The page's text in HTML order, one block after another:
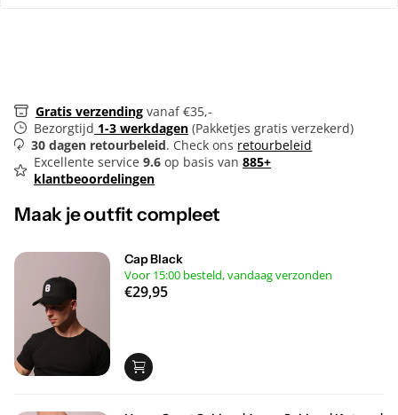
Gratis verzending vanaf €35,-
Bezorgtijd 1-3 werkdagen (Pakketjes gratis verzekerd)
30 dagen retourbeleid. Check onsretourbeleid
Excellente service 9.6 op basis van 885+
klantbeoordelingen
Maak je outfit compleet
Cap Black
Voor 15:00 besteld, vandaag verzonden
€29,95